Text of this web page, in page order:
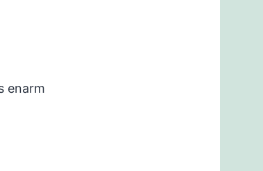
enarm